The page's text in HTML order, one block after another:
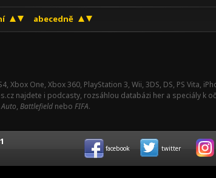
abecedně
Xbox One, Xbox 360, PlayStation 3, Wii, 3DS, DS, PS Vita,
najdete i podcasty, rozsáhlou databázi her a speciály k
, Battlefield nebo FIFA.
facebook twitter